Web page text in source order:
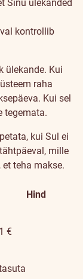
Sinu ülekanded
kontrollib
ülekande. Kui
raha
Kui sel
tegemata.
kui Sul ei
mille
teha makse.
Hind
1 €